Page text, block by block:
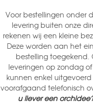
Voor bestellingen onder
levering buiten onze
rekenen wij een kleine
Deze worden aan het
bestelling toegekend.
leveringen op zondag
kunnen enkel
voorafgaand telefonisch
u liever een